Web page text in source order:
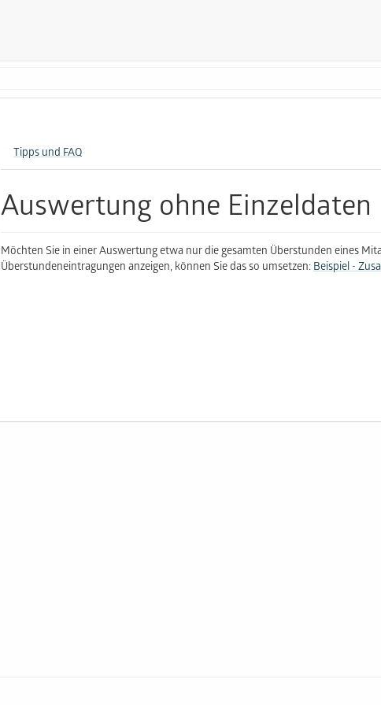
Tipps und FAQ
Auswertung ohne Einzeldaten
Möchten Sie in einer Auswertung etwa nur die gesamten Überstunden eines
Überstundeneintragungen anzeigen, können Sie das so umsetzen:Beispiel -